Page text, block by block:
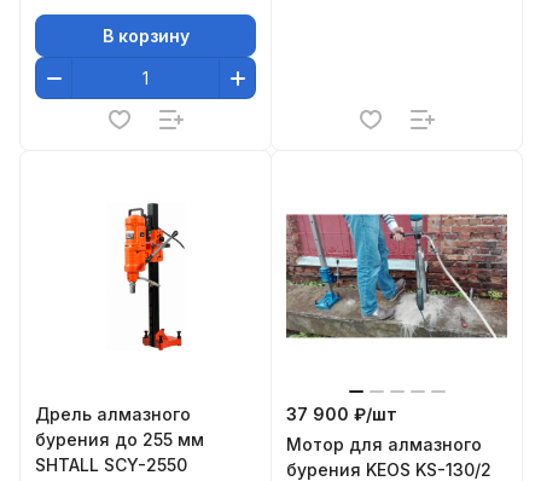
В корзину
Дрель алмазного
бурения до 255 мм
SHTALL SCY-2550
37 900 ₽/шт
Мотор для алмазного
бурения KEOS KS-130/2